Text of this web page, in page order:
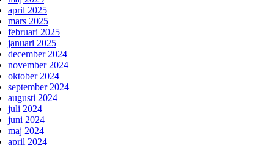
april 2025
mars 2025
februari 2025
januari 2025
december 2024
november 2024
oktober 2024
september 2024
augusti 2024
juli 2024
juni 2024
maj 2024
april 2024